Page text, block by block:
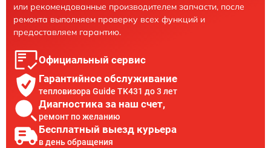
или рекомендованные производителем запчасти, после
ремонта выполняем проверку всех функций и
предоставляем гарантию.
Официальный сервис
Гарантийное обслуживание
тепловизора Guide TK431 до 3 лет
Диагностика за наш счет,
ремонт по желанию
Бесплатный выезд курьера
в день обращения